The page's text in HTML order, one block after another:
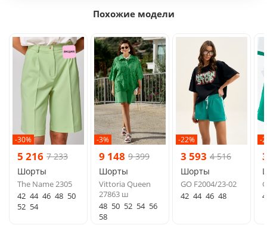
Похожие модели
-30%
5 216 7 233
Шорты
The Name 2305
42 44 46 48 50
52 54
-3%
9 148 9 399
Шорты
Vittoria Queen
27863 ш
48 50 52 54 56
58
-22%
3 593 4 516
Шорты
GO F2004/23-02
42 44 46 48
-